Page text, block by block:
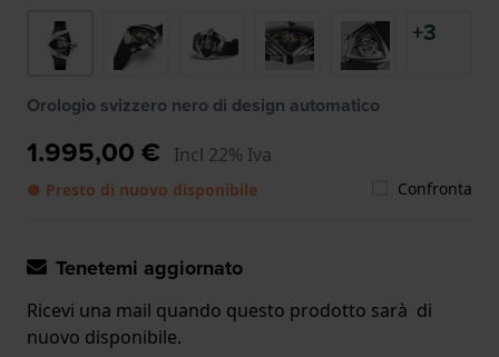
+3
Orologio svizzero nero di design automatico
1.995,00 € Incl 22% Iva
● Presto di nuovo disponibile Confronta
Tenetemi aggiornato
Ricevi una mail quando questo prodotto sarà di
nuovo disponibile.